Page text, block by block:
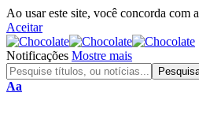
Ao usar este site, você concorda com a
Aceitar
Notificações Mostre mais
Aa